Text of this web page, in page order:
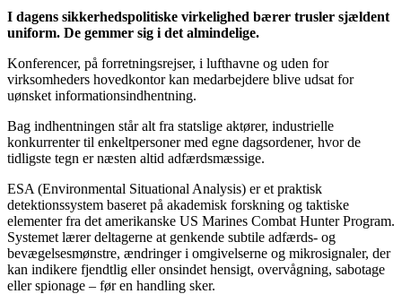
I dagens sikkerhedspolitiske virkelighed bærer trusler sjældent
uniform. De gemmer sig i det almindelige.
Konferencer, på forretningsrejser, i lufthavne og uden for
virksomheders hovedkontor kan medarbejdere blive udsat for
uønsket informationsindhentning.
Bag indhentningen står alt fra statslige aktører, industrielle
konkurrenter til enkeltpersoner med egne dagsordener, hvor de
tidligste tegn er næsten altid adfærdsmæssige.
ESA (Environmental Situational Analysis) er et praktisk
detektionssystem baseret på akademisk forskning og taktiske
elementer fra det amerikanske US Marines Combat Hunter Program.
Systemet lærer deltagerne at genkende subtile adfærds- og
bevægelsesmønstre, ændringer i omgivelserne og mikrosignaler, der
kan indikere fjendtlig eller onsindet hensigt, overvågning, sabotage
eller spionage – før en handling sker.